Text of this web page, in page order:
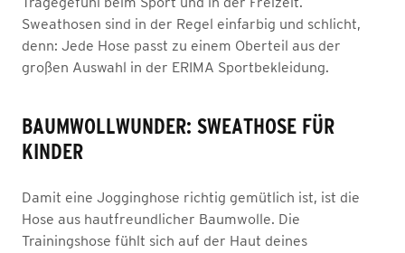
Sweathosen sind in der Regel einfarbig und schlicht,
denn: Jede Hose passt zu einem Oberteil aus der
großen Auswahl in der ERIMA Sportbekleidung.
BAUMWOLLWUNDER: SWEATHOSE FÜR
KINDER
Damit eine Jogginghose richtig gemütlich ist, ist die
Hose aus hautfreundlicher Baumwolle. Die
Trainingshose fühlt sich auf der Haut deines